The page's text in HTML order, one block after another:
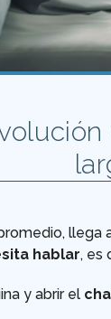
llega
hablar, es
y abrir el